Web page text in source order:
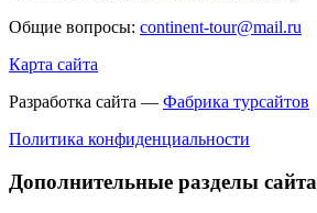
Общие вопросы: continent-tour@mail.ru
Карта сайта
Разработка сайта — Фабрика турсайтов
Политика конфиденциальности
Дополнительные разделы сайта